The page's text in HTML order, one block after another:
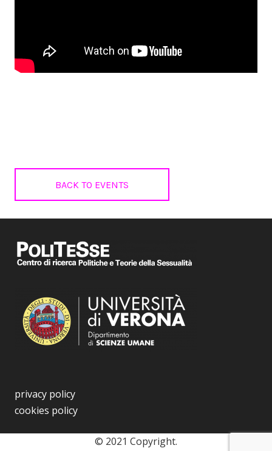
BACK TO EVENTS
privacy policy
cookies policy
© 2021 Copyright.